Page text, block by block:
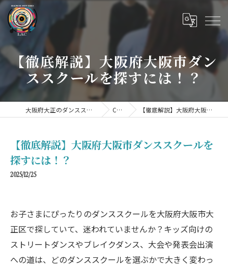
【徹底解説】大阪府大阪市ダン
ススクールを探すには！？
大阪府大正のダンススクールならDANCE STUDIO LAC COLUMN 【徹底解説】大阪府大阪市ダンススクールを探すには！？
【徹底解説】大阪府大阪市ダンススクールを
探すには！？
2025/12/25
お子さまにぴったりのダンススクールを大阪府大阪市大
正区で探していて、迷われていませんか？キッズ向けの
ストリートダンスやブレイクダンス、大会や発表会出演
への道は、どのダンススクールを選ぶかで大きく変わっ